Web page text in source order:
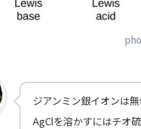
ジアンミン銀イオンは
AgClを溶かすにはチオ